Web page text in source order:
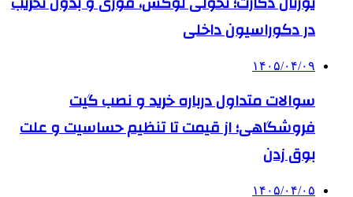
در دکوراسیون داخلی
۱۴۰۵/۰۴/۰۹
سوالات متداول درباره خرید و نصب گیت
فروشگاهی؛ از قیمت تا تنظیم حساسیت و علت
بوق زدن
۱۴۰۵/۰۴/۰۵